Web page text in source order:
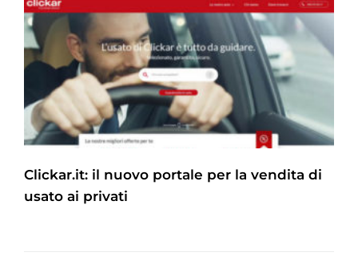
Clickar.it: il nuovo portale per la vendita di
usato ai privati